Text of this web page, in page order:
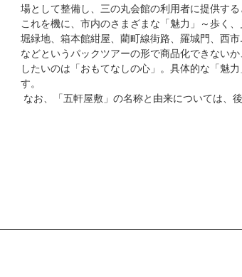
場として整備し、三の丸会館の利用者に提供す
これを機に、市内のさまざまな「魅力」～歩く
堀緑地、箱本館紺屋、藺町線街路、羅城門、西
などというパックツアーの形で商品化できない
したいのは「おもてなしの心」。具体的な「魅
す。
なお、「五軒屋敷」の名称と由来については、